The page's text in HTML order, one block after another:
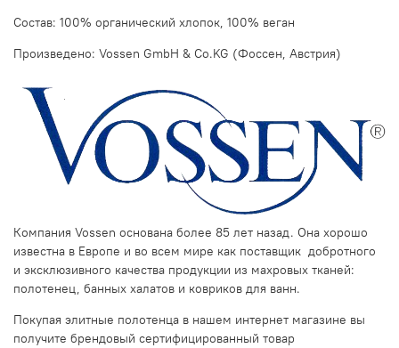
Состав: 100% органический хлопок, 100% веган
Произведено: Vossen GmbH & Co.KG (Фоссен, Австрия)
Компания Vossen основана более 85 лет назад. Она хорошо
известна в Европе и во всем мире как поставщик добротного
и эксклюзивного качества продукции из махровых тканей:
полотенец, банных халатов и ковриков для ванн.
Покупая элитные полотенца в нашем интернет магазине вы
получите брендовый сертифицированный товар